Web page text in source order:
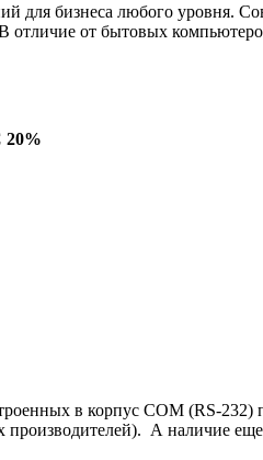
для бизнеса любого уровня.
от бытовых
20%
в корпус COM (RS-232)
А наличие